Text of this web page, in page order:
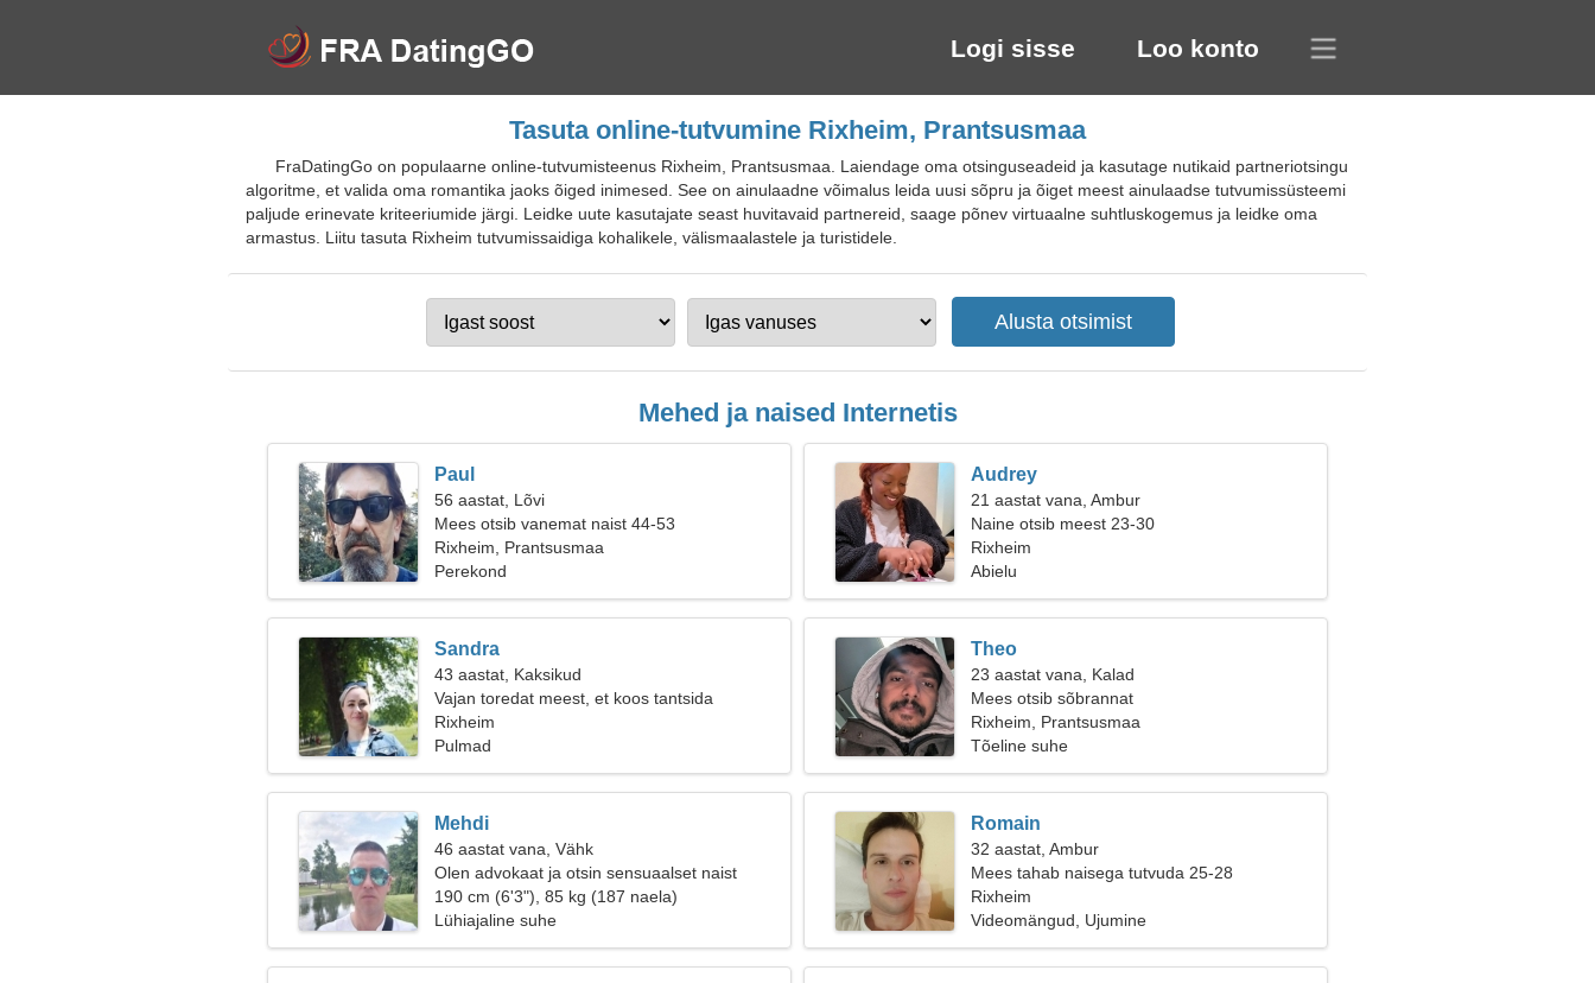
Logi sisse Loo konto
Tasuta online-tutvumine Rixheim, Prantsusmaa
FraDatingGo on populaarne online-tutvumisteenus Rixheim, Prantsusmaa. Laiendage oma otsinguseadeid ja kasutage nutikaid partneriotsingu
algoritme, et valida oma romantika jaoks õiged inimesed. See on ainulaadne võimalus leida uusi sõpru ja õiget meest ainulaadse tutvumissüsteemi
paljude erinevate kriteeriumide järgi. Leidke uute kasutajate seast huvitavaid partnereid, saage põnev virtuaalne suhtluskogemus ja leidke oma
armastus. Liitu tasuta Rixheim tutvumissaidiga kohalikele, välismaalastele ja turistidele.
Mehed ja naised Internetis
Paul
56 aastat, Lõvi
Mees otsib vanemat naist 44-53
Rixheim, Prantsusmaa
Perekond
Audrey
21 aastat vana, Ambur
Naine otsib meest 23-30
Rixheim
Abielu
Sandra
43 aastat, Kaksikud
Vajan toredat meest, et koos tantsida
Rixheim
Pulmad
Theo
23 aastat vana, Kalad
Mees otsib sõbrannat
Rixheim, Prantsusmaa
Tõeline suhe
Mehdi
46 aastat vana, Vähk
Olen advokaat ja otsin sensuaalset naist
190 cm (6'3"), 85 kg (187 naela)
Lühiajaline suhe
Romain
32 aastat, Ambur
Mees tahab naisega tutvuda 25-28
Rixheim
Videomängud, Ujumine